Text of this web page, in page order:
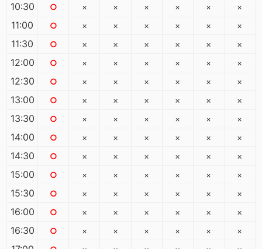
10:30
11:00
11:30
12:00
12:30
13:00
13:30
14:00
14:30
15:00
15:30
16:00
16:30
○
○
○
○
○
○
○
○
○
○
○
○
○
×
×
×
×
×
×
×
×
×
×
×
×
×
×
×
×
×
×
×
×
×
×
×
×
×
×
×
×
×
×
×
×
×
×
×
×
×
×
×
×
×
×
×
×
×
×
×
×
×
×
×
×
×
×
×
×
×
×
×
×
×
×
×
×
×
×
×
×
×
×
×
×
×
×
×
×
×
×